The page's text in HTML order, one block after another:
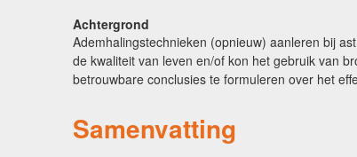
Achtergrond
Ademhalingstechnieken (opnieuw) aanleren bij
de kwaliteit van leven en/of kon het gebruik van
betrouwbare conclusies te formuleren over het
Samenvatting